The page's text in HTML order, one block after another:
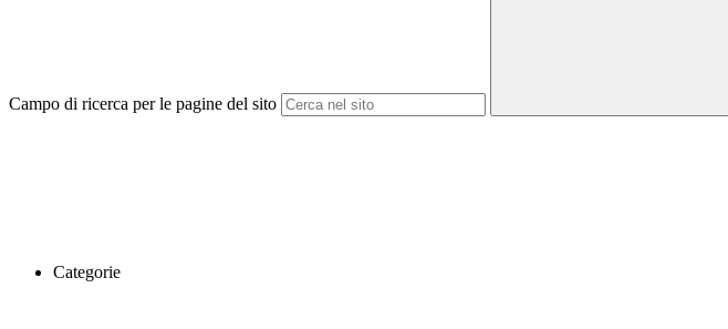
Campo di ricerca per le pagine del sito
Categorie